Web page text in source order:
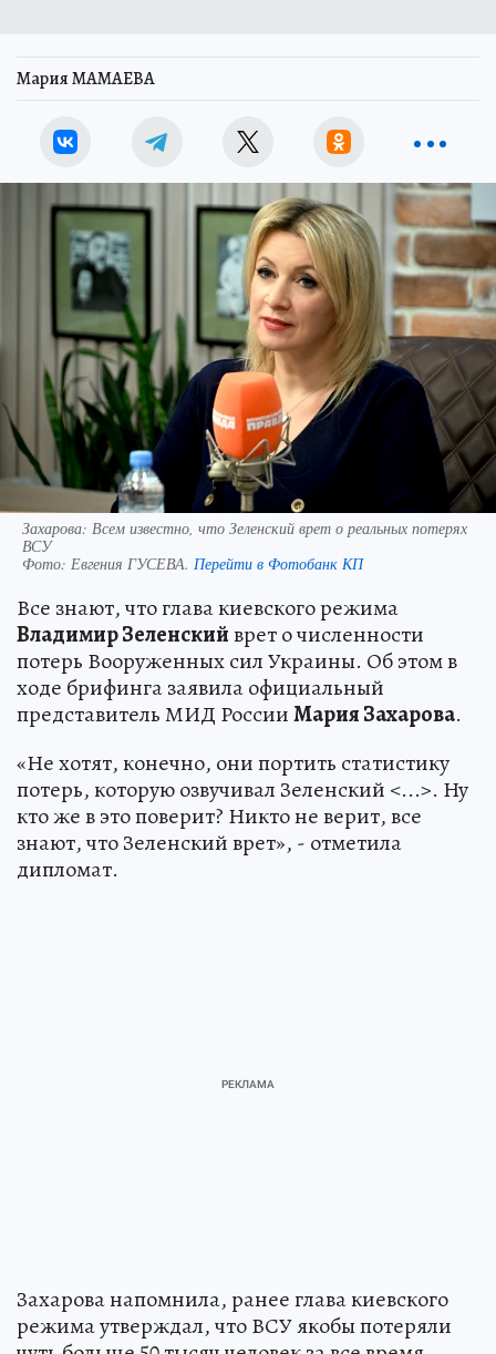
Мария МАМАЕВА
Захарова: Всем известно, что Зеленский врет о реальных потерях
ВСУ
Фото: Евгения ГУСЕВА. Перейти в Фотобанк КП
Все знают, что глава киевского режима
Владимир Зеленскийврет о численности
потерь Вооруженных сил Украины. Об этом в
ходе брифинга заявила официальный
представитель МИД РоссииМария Захарова.
«Не хотят, конечно, они портить статистику
потерь, которую озвучивал Зеленский <...>. Ну
кто же в это поверит? Никто не верит, все
знают, что Зеленский врет», - отметила
дипломат.
Захарова напомнила, ранее глава киевского
режима утверждал, что ВСУ якобы потеряли